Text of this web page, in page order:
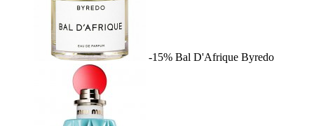
-15% Bal D'Afrique Byredo